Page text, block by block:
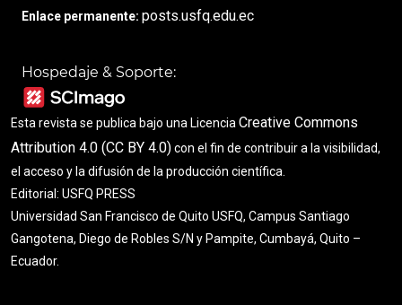
Enlace permanente: posts.usfq.edu.ec
Hospedaje & Soporte:
Esta revista se publica bajo una LicenciaCreative Commons
Attribution 4.0 (CC BY 4.0)con el fin de contribuir a la visibilidad,
el acceso y la difusión de la producción científica.
Editorial: USFQ PRESS
Universidad San Francisco de Quito USFQ, Campus Santiago
Gangotena, Diego de Robles S/N y Pampite, Cumbayá, Quito –
Ecuador.